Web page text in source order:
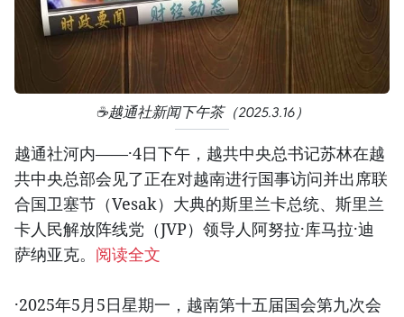
☕️越通社新闻下午茶（2025.3.16）
越通社河内——·4日下午，越共中央总书记苏林在越
共中央总部会见了正在对越南进行国事访问并出席联
合国卫塞节（Vesak）大典的斯里兰卡总统、斯里兰
卡人民解放阵线党（JVP）领导人阿努拉·库马拉·迪
萨纳亚克。 阅读全文
·2025年5月5日星期一，越南第十五届国会第九次会